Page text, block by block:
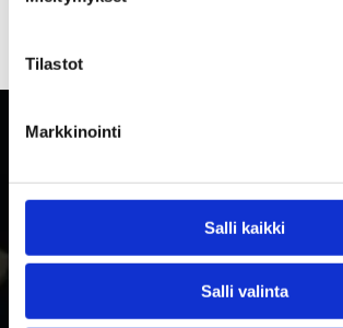
Tilastot
Markkinointi
Salli kaikki
Salli valinta